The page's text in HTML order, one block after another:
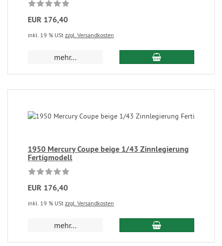
EUR 176,40
inkl. 19 % USt zzgl. Versandkosten
mehr...
1950 Mercury Coupe beige 1/43 Zinnlegierung
Fertigmodell
EUR 176,40
inkl. 19 % USt zzgl. Versandkosten
mehr...